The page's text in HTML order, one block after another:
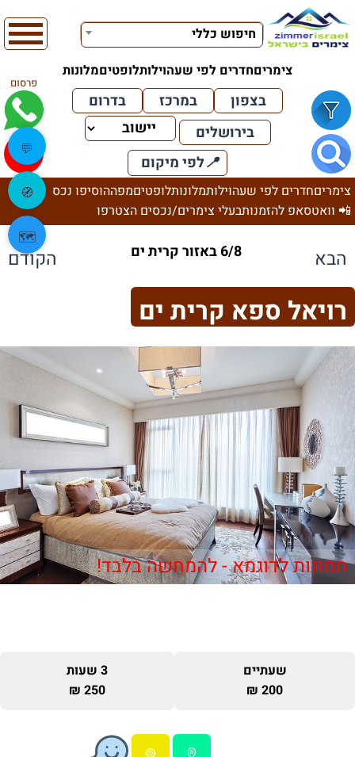
חיפוש כללי
צימריםחדרים לפי שעהוילותלופטיםמלונות
פרסום
בצפון במרכז
בדרום
בירושלים
📍לפי מיקום
צימריםחדרים לפי שעהוילותמלונותלופטיםמפההוסיפו נכס
📲 וואטסאפ להזמנותבעלי צימרים/נכסים הצטרפו
הבא 6/8 באזור קרית ים הקודם
רויאל ספא קרית ים
תמונות לדוגמא - להמחשה בלבד!
שעתיים
200 ₪
3 שעות
250 ₪
💬
🧭
🗺️